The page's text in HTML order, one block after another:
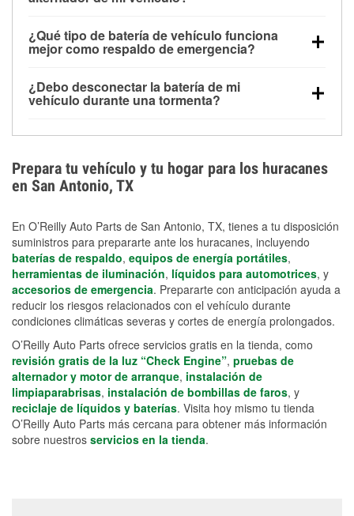
limitado, pero el uso repetido sin conducir el vehículo
contar con un equipo de carga de respaldo para
cortes prolongados.
parte baja del compartimento del motor y pueden
dañarse si se sumergen, lo que puede provocar una
días después de la exposición.
¿Qué tipo de batería de vehículo funciona
mejor como respaldo de emergencia?
para aplicaciones de ciclo profundo porque son
selladas, resistentes a las vibraciones y más
¿Debo desconectar la batería de mi
vehículo durante una tormenta?
los daños por inundación. Evitar el agua estancada y
preparar opciones de carga de respaldo son
medidas de protección más efectivas.
Prepara tu vehículo y tu hogar para los huracanes
en San Antonio, TX
En O’Reilly Auto Parts de San Antonio, TX, tienes a tu disposición
suministros para prepararte ante los huracanes, incluyendo
baterías de respaldo, equipos de energía portátiles,
herramientas de iluminación, líquidos para automotrices, y
accesorios de emergencia. Prepararte con anticipación ayuda a
reducir los riesgos relacionados con el vehículo durante
condiciones climáticas severas y cortes de energía prolongados.
O’Reilly Auto Parts ofrece servicios gratis en la tienda, como
revisión gratis de la luz “Check Engine”, pruebas de
alternador y motor de arranque, instalación de
limpiaparabrisas, instalación de bombillas de faros, y
reciclaje de líquidos y baterías. Visita hoy mismo tu tienda
O’Reilly Auto Parts más cercana para obtener más información
sobre nuestros servicios en la tienda.